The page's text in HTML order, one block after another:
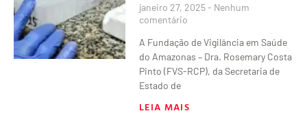
janeiro 27, 2025 Nenhum
comentário
A Fundação de Vigilância em Saúde
do Amazonas – Dra. Rosemary Costa
Pinto (FVS-RCP), da Secretaria de
Estado de
LEIA MAIS